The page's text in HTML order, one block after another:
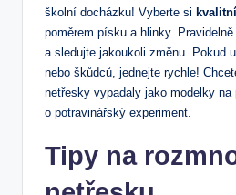
školní docházku! Vyberte si
poměrem písku a hlinky.
a sledujte jakoukoli změnu. Pokud
nebo škůdců, jednejte rychle!
netřesky vypadaly jako modelky
o potravinářský experiment.
Tipy na